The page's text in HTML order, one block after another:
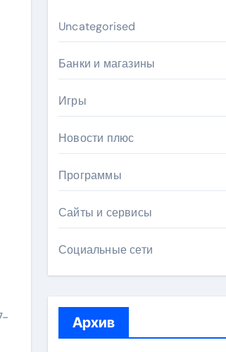
Uncategorised
Банки и магазины
Игры
Новости плюс
Программы
Сайты и сервисы
Социальные сети
Архив